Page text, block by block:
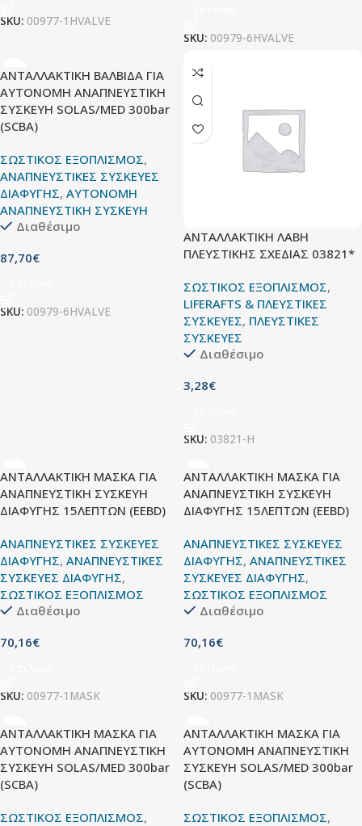
SKU: 00977-1HVALVE
SKU: 00979-6HVALVE
ΑΝΤΑΛΛΑΚΤΙΚΗ ΒΑΛΒΙΔΑ ΓΙΑ
ΑΥΤΟΝΟΜΗ ΑΝΑΠΝΕΥΣΤΙΚΗ
ΣΥΣΚΕΥΗ SOLAS/MED 300bar
(SCBA)
ΣΩΣΤΙΚΟΣ ΕΞΟΠΛΙΣΜΟΣ,
ΑΝΑΠΝΕΥΣΤΙΚΕΣ ΣΥΣΚΕΥΕΣ
ΔΙΑΦΥΓΗΣ, ΑΥΤΟΝΟΜΗ
ΑΝΑΠΝΕΥΣΤΙΚΗ ΣΥΣΚΕΥΗ
Διαθέσιμο
87,70€
SKU: 00979-6HVALVE
ΑΝΤΑΛΛΑΚΤΙΚΗ ΛΑΒΗ
ΠΛΕΥΣΤΙΚΗΣ ΣΧΕΔΙΑΣ 03821*
ΣΩΣΤΙΚΟΣ ΕΞΟΠΛΙΣΜΟΣ,
LIFERAFTS & ΠΛΕΥΣΤΙΚΕΣ
ΣΥΣΚΕΥΕΣ, ΠΛΕΥΣΤΙΚΕΣ
ΣΥΣΚΕΥΕΣ
Διαθέσιμο
3,28€
SKU: 03821-H
ΑΝΤΑΛΛΑΚΤΙΚΗ ΜΑΣΚΑ ΓΙΑ
ΑΝΑΠΝΕΥΣΤΙΚΗ ΣΥΣΚΕΥΗ
ΔΙΑΦΥΓΗΣ 15ΛΕΠΤΩΝ (EEBD)
ΑΝΑΠΝΕΥΣΤΙΚΕΣ ΣΥΣΚΕΥΕΣ
ΔΙΑΦΥΓΗΣ, ΑΝΑΠΝΕΥΣΤΙΚΕΣ
ΣΥΣΚΕΥΕΣ ΔΙΑΦΥΓΗΣ,
ΣΩΣΤΙΚΟΣ ΕΞΟΠΛΙΣΜΟΣ
Διαθέσιμο
70,16€
SKU: 00977-1MASK
ΑΝΤΑΛΛΑΚΤΙΚΗ ΜΑΣΚΑ ΓΙΑ
ΑΝΑΠΝΕΥΣΤΙΚΗ ΣΥΣΚΕΥΗ
ΔΙΑΦΥΓΗΣ 15ΛΕΠΤΩΝ (EEBD)
ΑΝΑΠΝΕΥΣΤΙΚΕΣ ΣΥΣΚΕΥΕΣ
ΔΙΑΦΥΓΗΣ, ΑΝΑΠΝΕΥΣΤΙΚΕΣ
ΣΥΣΚΕΥΕΣ ΔΙΑΦΥΓΗΣ,
ΣΩΣΤΙΚΟΣ ΕΞΟΠΛΙΣΜΟΣ
Διαθέσιμο
70,16€
SKU: 00977-1MASK
ΑΝΤΑΛΛΑΚΤΙΚΗ ΜΑΣΚΑ ΓΙΑ
ΑΥΤΟΝΟΜΗ ΑΝΑΠΝΕΥΣΤΙΚΗ
ΣΥΣΚΕΥΗ SOLAS/MED 300bar
(SCBA)
ΣΩΣΤΙΚΟΣ ΕΞΟΠΛΙΣΜΟΣ,
ΑΝΤΑΛΛΑΚΤΙΚΗ ΜΑΣΚΑ ΓΙΑ
ΑΥΤΟΝΟΜΗ ΑΝΑΠΝΕΥΣΤΙΚΗ
ΣΥΣΚΕΥΗ SOLAS/MED 300bar
(SCBA)
ΣΩΣΤΙΚΟΣ ΕΞΟΠΛΙΣΜΟΣ,